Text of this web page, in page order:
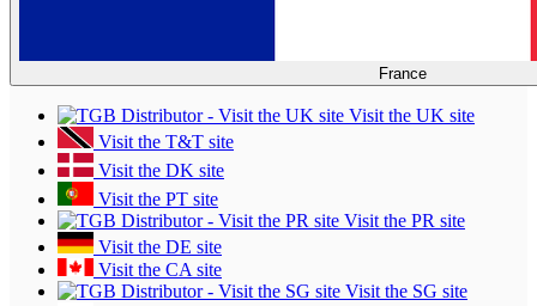
France
Visit the UK site
Visit the T&T site
Visit the DK site
Visit the PT site
Visit the PR site
Visit the DE site
Visit the CA site
Visit the SG site